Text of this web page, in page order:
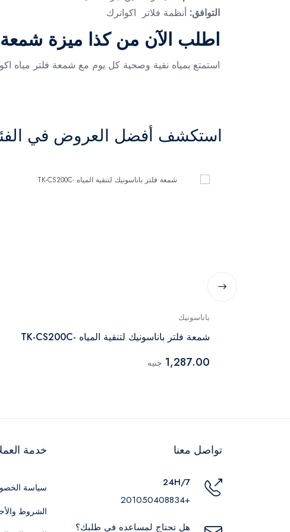
التوافق: أنظمة فلاتر اكواترك
اطلب الآن من كذا ميزة شمعة
استمتع بمياه نقية وصحية كل يوم مع شمعة فلتر مياه
استكشف أفضل العروض في
باناسونيك
شمعة فلتر باناسونيك لتنقية المياه -TK-CS200C
1,287.00 جنيه
تواصل معنا
24H/7
+201050408834
هل تحتاج لمساعده في طلبك؟
خدمة
سياسة
الشروط